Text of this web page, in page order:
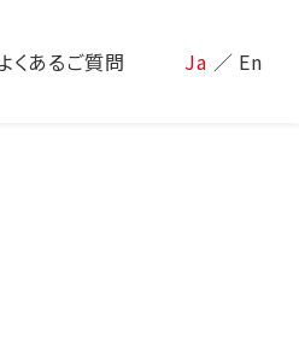
くあるご質問 Ja ／ En